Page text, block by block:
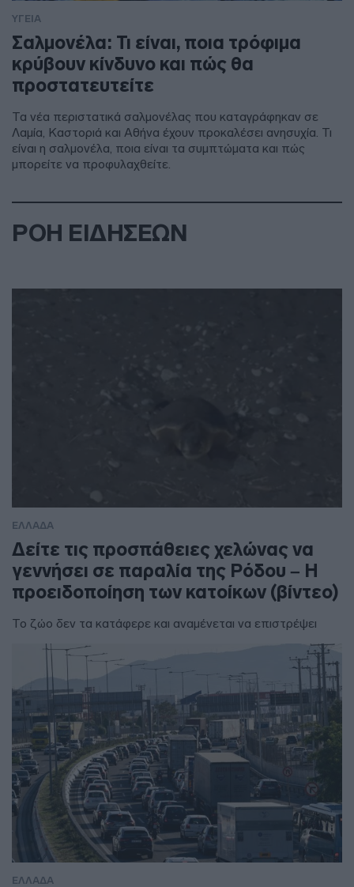
ΥΓΕΙΑ
Σαλμονέλα: Τι είναι, ποια τρόφιμα
κρύβουν κίνδυνο και πώς θα
προστατευτείτε
Τα νέα περιστατικά σαλμονέλας που καταγράφηκαν σε
Λαμία, Καστοριά και Αθήνα έχουν προκαλέσει ανησυχία. Τι
είναι η σαλμονέλα, ποια είναι τα συμπτώματα και πώς
μπορείτε να προφυλαχθείτε.
ΡΟΗ ΕΙΔΗΣΕΩΝ
ΕΛΛΑΔΑ
Δείτε τις προσπάθειες χελώνας να
γεννήσει σε παραλία της Ρόδου – Η
προειδοποίηση των κατοίκων (βίντεο)
Το ζώο δεν τα κατάφερε και αναμένεται να επιστρέψει
ΕΛΛΑΔΑ